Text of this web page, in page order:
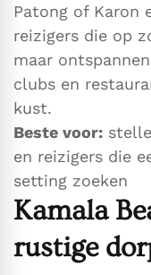
Patong of Karon
reizigers die op
maar
clubs en
kust.
Beste voor:
en reizigers die
setting zoeken
Kamala
rustige